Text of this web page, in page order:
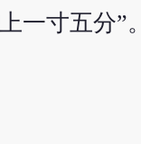
上一寸五分”。